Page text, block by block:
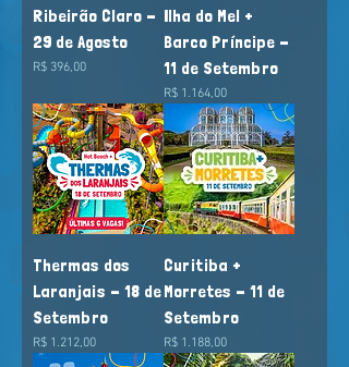
Ribeirão Claro -
29 de Agosto
Preço
R$ 396,00
Ilha do Mel +
Barco Príncipe -
11 de Setembro
Preço
R$ 1.164,00
Thermas dos
Laranjais - 18 de
Setembro
Preço
R$ 1.212,00
Curitiba +
Morretes - 11 de
Setembro
Preço
R$ 1.188,00